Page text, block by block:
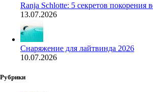
Ranja Schlotte: 5 секретов покорения
13.07.2026
Снаряжение для лайтвинда 2026
10.07.2026
Рубрики